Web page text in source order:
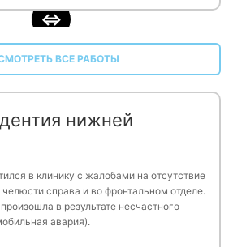
нижней
в клинику с жалобами на отсутствие
справа и во фронтальном отделе.
в результате несчастного
авария).
ВСЕ РАБОТЫ